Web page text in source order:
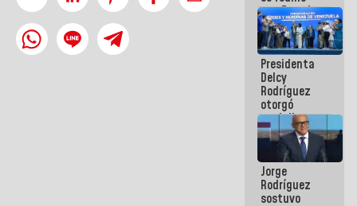
con Estado
Mayor
Eléctrico
para
abordar
planes de
acción
Presidenta
Delcy
Rodríguez
otorgó
medalla
"Héroe de
Venezuela"
a servidores
públicos
Jorge
Rodríguez
sostuvo